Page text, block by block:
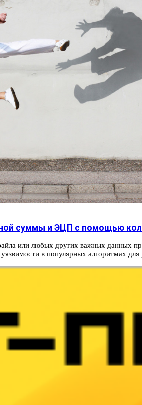
суммы и ЭЦП с помощью
или любых других важных данных
в популярных алгоритмах